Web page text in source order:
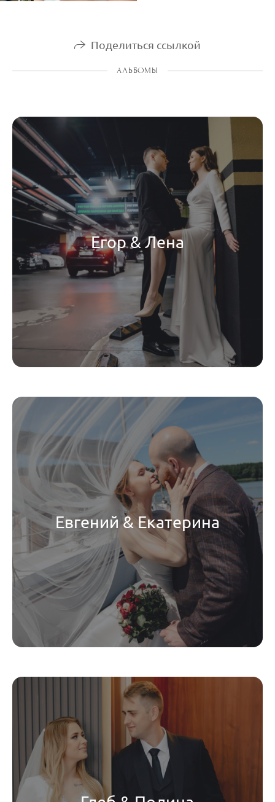
Поделиться ссылкой
АЛЬБОМЫ
Егор & Лена
Евгений & Екатерина